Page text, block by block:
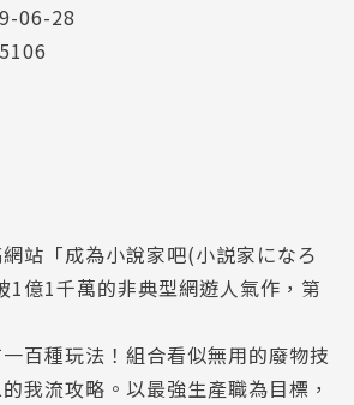
06-28
站「成為小說家吧(小説家になろ
1億1千萬的非典型網遊人氣作，第
百種玩法！組合看似無用的廢物技
我流攻略。以最強生產職為目標，